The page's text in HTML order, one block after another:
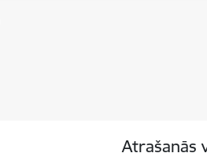
Atrašanās